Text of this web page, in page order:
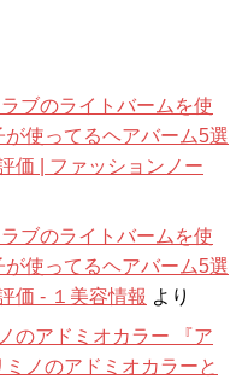
ブのライトバームを使
が使ってるヘアバーム5選
価 | ファッションノー
ブのライトバームを使
が使ってるヘアバーム5選
価 - １美容情報 より
のアドミオカラー 『ア
ミノのアドミオカラーと